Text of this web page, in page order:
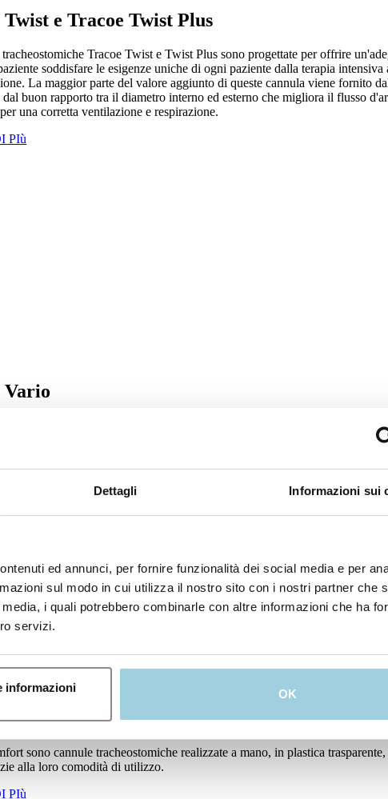
Dettagli Informazioni sui
ed annunci, per fornire funzionalità dei social media e per
sul modo in cui utilizza il nostro sito con i nostri partner che
i quali potrebbero combinarle con altre informazioni che ha
servizi.
informazioni
OK
Twist e Tracoe Twist Plus
Tracoe Twist e Twist Plus sono progettate per offrire
soddisfare le esigenze uniche di ogni paziente dalla terapia
La maggior parte del valore aggiunto di queste cannula viene fornito
dal buon rapporto tra il diametro interno ed esterno che migliora il flusso
una corretta ventilazione e respirazione.
PIù
Vario
Tracoe Vario e Vario XL presentano una flangia cervicale regolabile in
PIù
Comfort
sono cannule tracheostomiche realizzate a mano, in plastica
alla loro comodità di utilizzo.
PIù